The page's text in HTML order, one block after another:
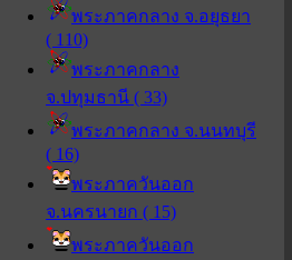
พระภาคกลาง จ.อยุธยา
( 110)
พระภาคกลาง
จ.ปทุมธานี ( 33)
พระภาคกลาง จ.นนทบุรี
( 16)
พระภาควันออก
จ.นครนายก ( 15)
พระภาควันออก